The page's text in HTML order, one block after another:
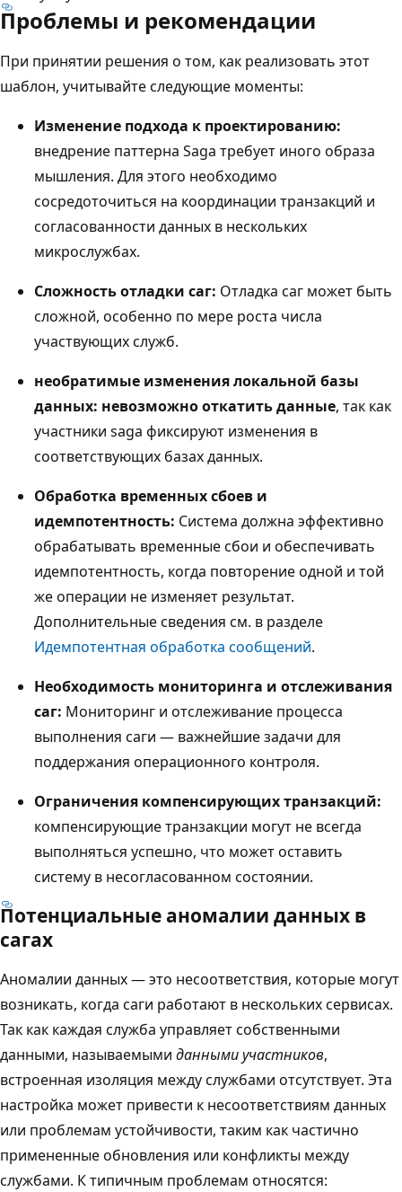
Проблемы и рекомендации
При принятии решения о том, как реализовать этот
шаблон, учитывайте следующие моменты:
Изменение подхода к проектированию:
внедрение паттерна Saga требует иного образа
мышления. Для этого необходимо
сосредоточиться на координации транзакций и
согласованности данных в нескольких
микрослужбах.
Сложность отладки саг: Отладка саг может быть
сложной, особенно по мере роста числа
участвующих служб.
необратимые изменения локальной базы
данных: невозможно откатить данные, так как
участники saga фиксируют изменения в
соответствующих базах данных.
Обработка временных сбоев и
идемпотентность: Система должна эффективно
обрабатывать временные сбои и обеспечивать
идемпотентность, когда повторение одной и той
же операции не изменяет результат.
Дополнительные сведения см. в разделе
Идемпотентная обработка сообщений.
Необходимость мониторинга и отслеживания
саг: Мониторинг и отслеживание процесса
выполнения саги — важнейшие задачи для
поддержания операционного контроля.
Ограничения компенсирующих транзакций:
компенсирующие транзакции могут не всегда
выполняться успешно, что может оставить
систему в несогласованном состоянии.
Потенциальные аномалии данных в
сагах
Аномалии данных — это несоответствия, которые могут
возникать, когда саги работают в нескольких сервисах.
Так как каждая служба управляет собственными
данными, называемыми данными участников,
встроенная изоляция между службами отсутствует. Эта
настройка может привести к несоответствиям данных
или проблемам устойчивости, таким как частично
примененные обновления или конфликты между
службами. К типичным проблемам относятся: